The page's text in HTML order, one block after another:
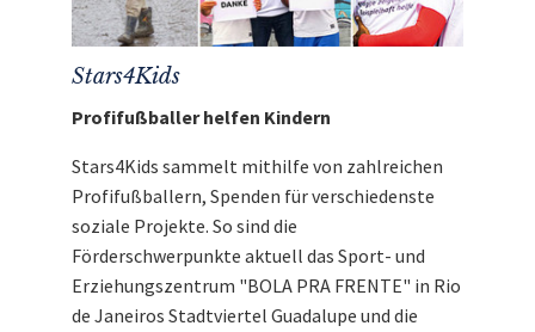
Stars4Kids
Profifußballer helfen Kindern
Stars4Kids sammelt mithilfe von zahlreichen
Profifußballern, Spenden für verschiedenste
soziale Projekte. So sind die
Förderschwerpunkte aktuell das Sport- und
Erziehungszentrum "BOLA PRA FRENTE" in Rio
de Janeiros Stadtviertel Guadalupe und die